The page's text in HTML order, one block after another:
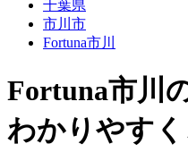
千葉県
市川市
Fortuna市川
Fortuna市川
わかりやす